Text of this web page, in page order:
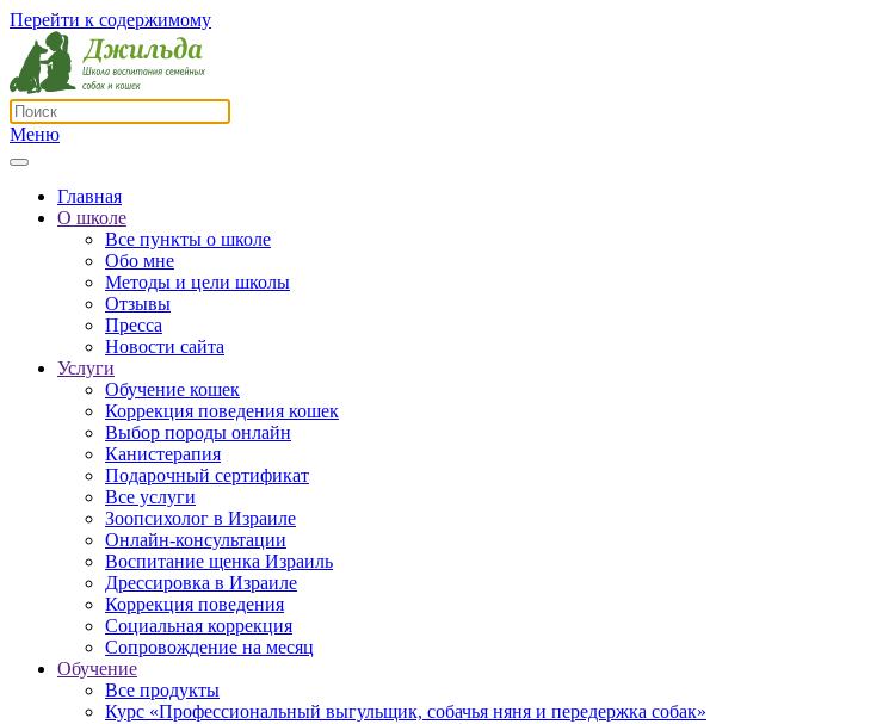
Перейти к содержимому
Меню
Главная
О школе
Все пункты о школе
Обо мне
Методы и цели школы
Отзывы
Пресса
Новости сайта
Услуги
Обучение кошек
Коррекция поведения кошек
Выбор породы онлайн
Канистерапия
Подарочный сертификат
Все услуги
Зоопсихолог в Израиле
Онлайн-консультации
Воспитание щенка Израиль
Дрессировка в Израиле
Коррекция поведения
Социальная коррекция
Сопровождение на месяц
Обучение
Все продукты
Курс «Профессиональный выгульщик, собачья няня и передержка собак»